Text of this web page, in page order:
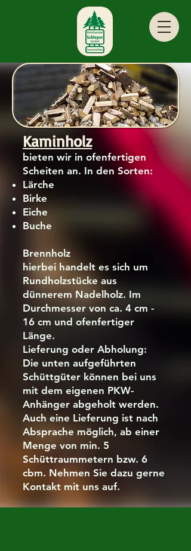
Kaminholz
bieten wir in ofenfertigen
Scheiten an. In den Sorten:
Lärche
Birke
Eiche
Buche
Brennholz
hierbei handelt es sich um
Rundholzstücke aus
dünnerem Nadelholz. Im
Durchmesser von ca. 4 cm -
16 cm und ofenfertiger
Länge.
Lieferung oder Abholung:
Die unten aufgeführten
Schüttgüter können bei uns
mit dem eigenen PKW-
Anhänger abgeholt werden.
Auch eine Lieferung ist nach
Absprache möglich, ab einer
Menge von min. 5
Schüttraummetern bzw. 6
cbm. Nehmen Sie dazu gerne
Kontakt mit uns auf.